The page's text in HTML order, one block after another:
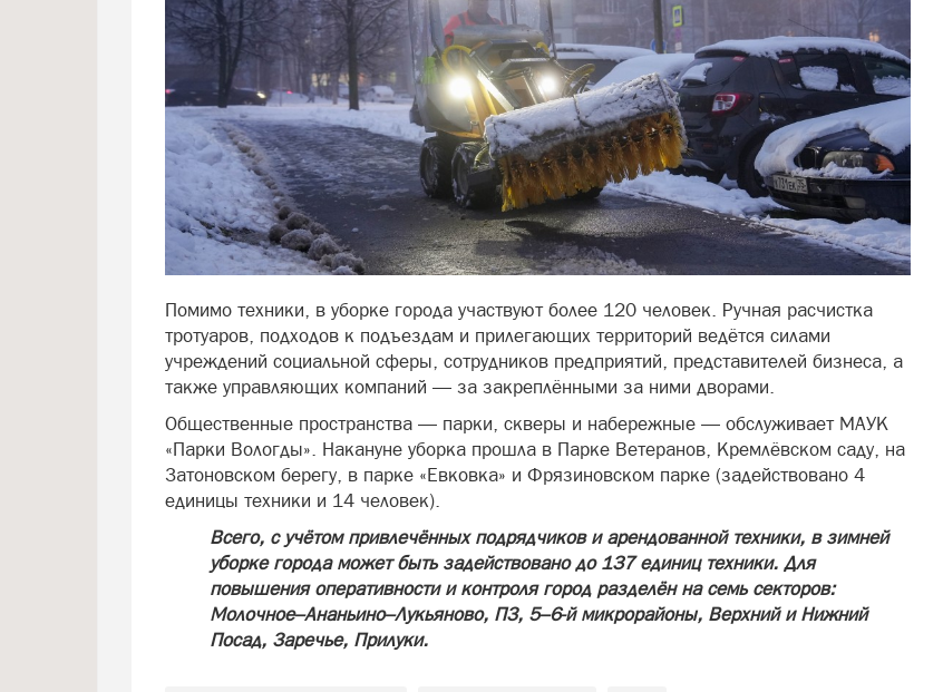
Помимо техники, в уборке города участвуют более 120 человек. Ручная расчистка
тротуаров, подходов к подъездам и прилегающих территорий ведётся силами
учреждений социальной сферы, сотрудников предприятий, представителей бизнеса, а
также управляющих компаний — за закреплёнными за ними дворами.
Общественные пространства — парки, скверы и набережные — обслуживает МАУК
«Парки Вологды». Накануне уборка прошла в Парке Ветеранов, Кремлёвском саду, на
Затоновском берегу, в парке «Евковка» и Фрязиновском парке (задействовано 4
единицы техники и 14 человек).
Всего, с учётом привлечённых подрядчиков и арендованной техники, в зимней
уборке города может быть задействовано до 137 единиц техники. Для
повышения оперативности и контроля город разделён на семь секторов:
Молочное–Ананьино–Лукьяново, ПЗ, 5–6-й микрорайоны, Верхний и Нижний
Посад, Заречье, Прилуки.